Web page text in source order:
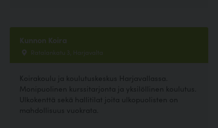
Kunnon Koira
Ratalankatu 3, Harjavalta
Koirakoulu ja koulutuskeskus Harjavallassa.
Monipuolinen kurssitarjonta ja yksilöllinen koulutus.
Ulkokenttä sekä hallitilat joita ulkopuolisten on
mahdollisuus vuokrata.